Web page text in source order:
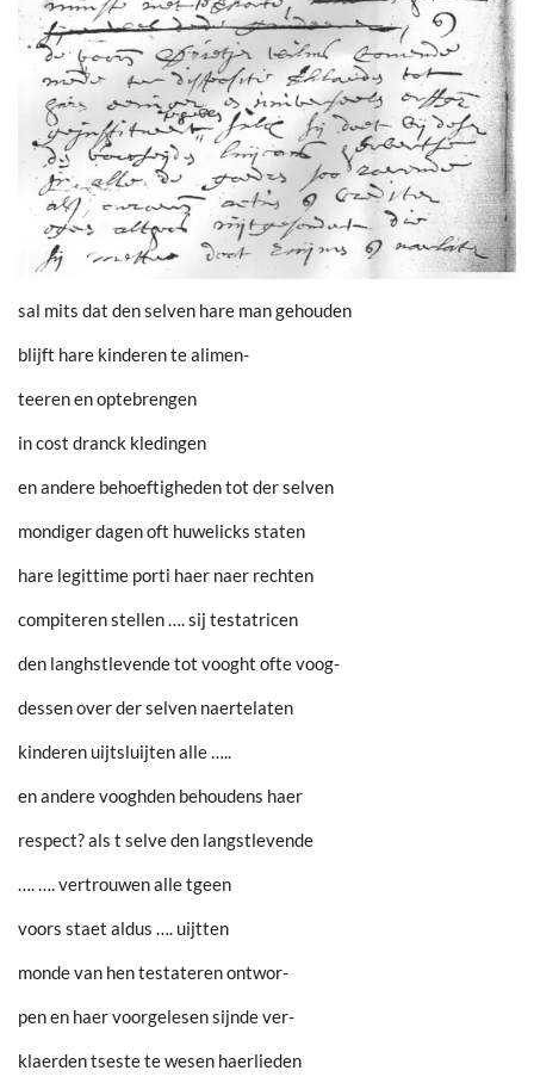
sal mits dat den selven hare man gehouden
blijft hare kinderen te alimen-
teeren en optebrengen
in cost dranck kledingen
en andere behoeftigheden tot der selven
mondiger dagen oft huwelicks staten
hare legittime porti haer naer rechten
compiteren stellen …. sij testatricen
den langhstlevende tot vooght ofte voog-
dessen over der selven naertelaten
kinderen uijtsluijten alle …..
en andere vooghden behoudens haer
respect? als t selve den langstlevende
…. …. vertrouwen alle tgeen
voors staet aldus …. uijtten
monde van hen testateren ontwor-
pen en haer voorgelesen sijnde ver-
klaerden tseste te wesen haerlieden